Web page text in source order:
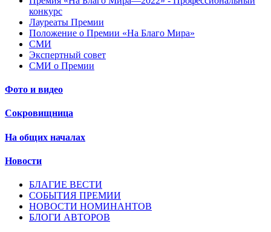
конкурс
Лауреаты Премии
Положение о Премии «На Благо Мира»
СМИ
Экспертный совет
СМИ о Премии
Фото и видео
Сокровищница
На общих началах
Новости
БЛАГИЕ ВЕСТИ
СОБЫТИЯ ПРЕМИИ
НОВОСТИ НОМИНАНТОВ
БЛОГИ АВТОРОВ